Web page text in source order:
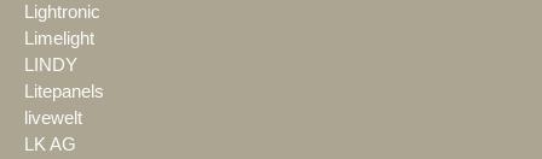
Lightronic
Limelight
LINDY
Litepanels
livewelt
LK AG